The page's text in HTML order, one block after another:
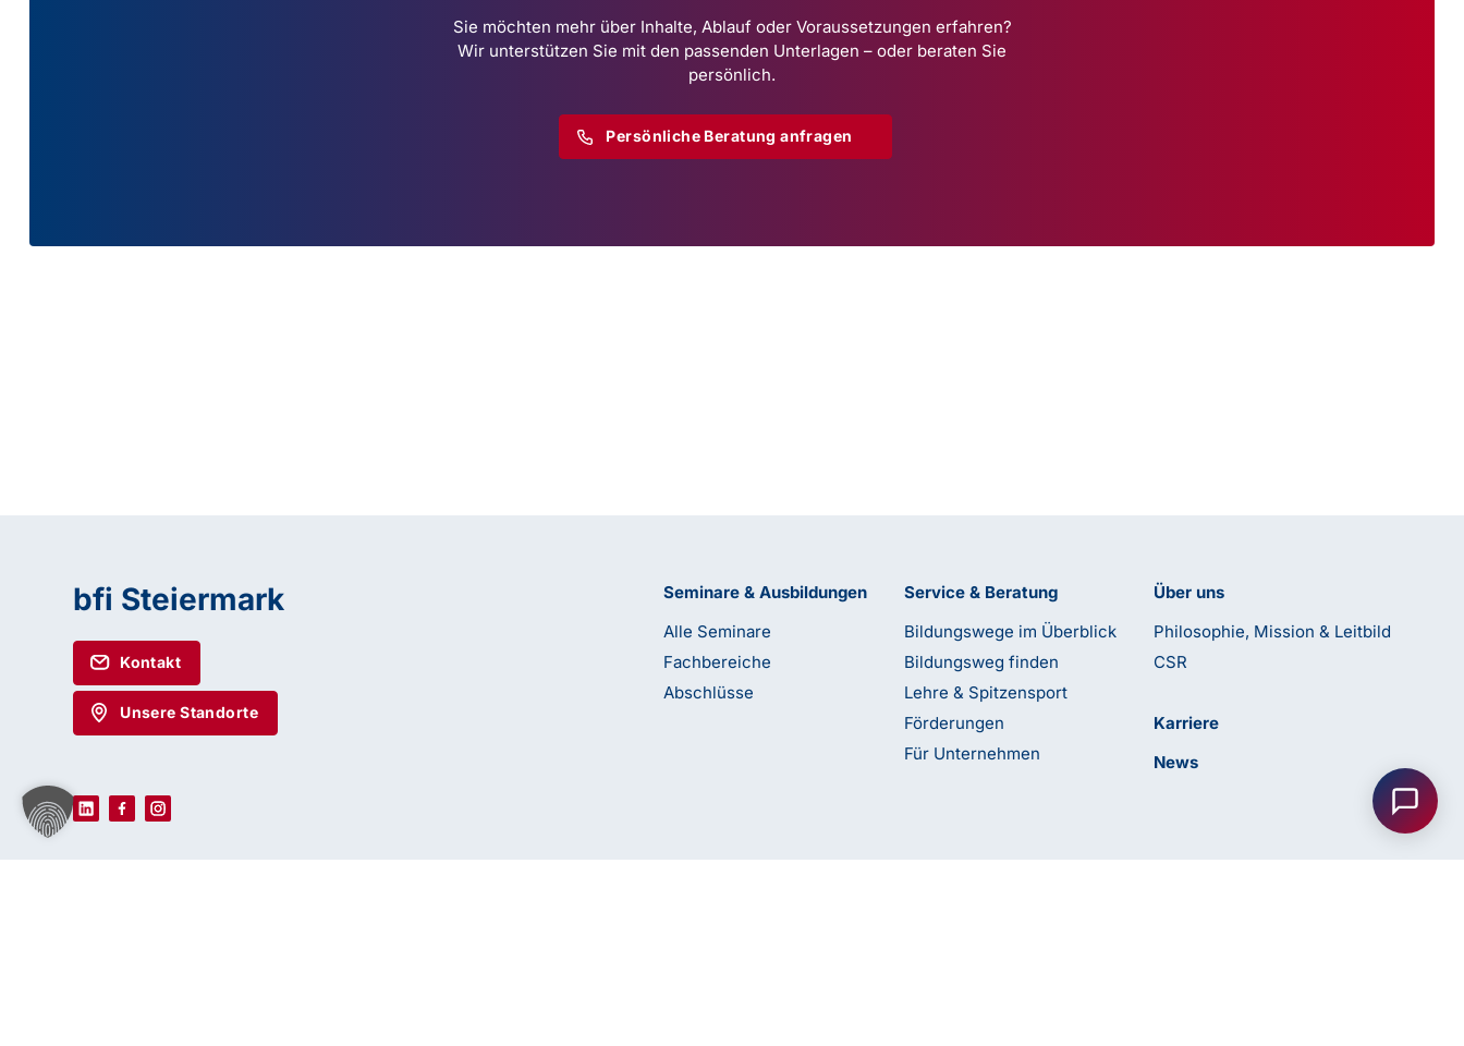
Haben Sie Fragen oder benötigen Sie Unterstützung?
uns auf – wir freuen uns auf Ihre Anfrage.
Sie möchten mehr über Inhalte, Ablauf oder Voraussetzungen erfahren?
Wir unterstützen Sie mit den passenden Unterlagen – oder beraten Sie
persönlich.
Persönliche Beratung anfragen
bfi Steiermark
Kontakt
Unsere Standorte
Über uns
Philosophie, Mission & Leitbild
CSR
Karriere
News
Service & Beratung
Bildungswege im Überblick
Bildungsweg finden
Lehre & Spitzensport
Förderungen
Für Unternehmen
Seminare & Ausbildungen
Alle Seminare
Fachbereiche
Abschlüsse